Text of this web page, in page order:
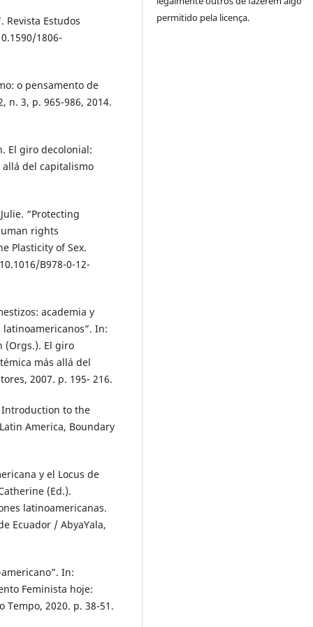
Revista Estudos
1806-
o pensamento de
n. 3, p. 965-986, 2014.
El giro decolonial:
del capitalismo
“Protecting
rights
Plasticity of Sex.
B978-0-12-
academia y
In:
(Orgs.). El giro
más allá del
2007. p. 195- 216.
Introduction to the
America, Boundary
y el Locus de
(Ed.).
latinoamericanas.
Ecuador / AbyaYala,
In:
Feminista hoje:
Tempo, 2020. p. 38-51.
permitido pela licença.